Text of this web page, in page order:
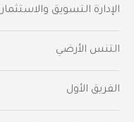
الإدارة التسويق والاستثمار
التنس الأرضي
الفريق الأول